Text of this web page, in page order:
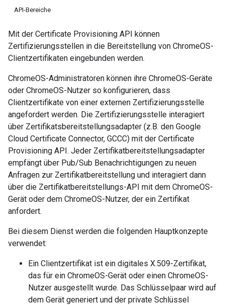
API-Bereiche
Mit der Certificate Provisioning API können
Zertifizierungsstellen in die Bereitstellung von ChromeOS-
Clientzertifikaten eingebunden werden.
ChromeOS-Administratoren können ihre ChromeOS-Geräte
oder ChromeOS-Nutzer so konfigurieren, dass
Clientzertifikate von einer externen Zertifizierungsstelle
angefordert werden. Die Zertifizierungsstelle interagiert
über Zertifikatsbereitstellungsadapter (z.B. den Google
Cloud Certificate Connector, GCCC) mit der Certificate
Provisioning API. Jeder Zertifikatbereitstellungsadapter
empfängt über Pub/Sub Benachrichtigungen zu neuen
Anfragen zur Zertifikatbereitstellung und interagiert dann
über die Zertifikatbereitstellungs-API mit dem ChromeOS-
Gerät oder dem ChromeOS-Nutzer, der ein Zertifikat
anfordert.
Bei diesem Dienst werden die folgenden Hauptkonzepte
verwendet:
Ein Clientzertifikat ist ein digitales X.509-Zertifikat,
das für ein ChromeOS-Gerät oder einen ChromeOS-
Nutzer ausgestellt wurde. Das Schlüsselpaar wird auf
dem Gerät generiert und der private Schlüssel